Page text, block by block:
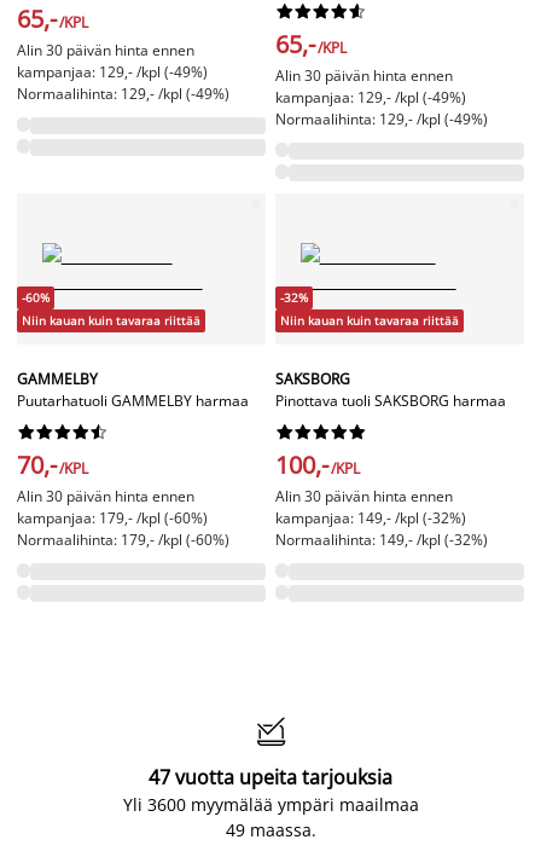
65,-/KPL
Alin 30 päivän hinta ennen
kampanjaa: 129,- /kpl (-49%)
Normaalihinta: 129,- /kpl (-49%)






65,-/KPL
Alin 30 päivän hinta ennen
kampanjaa: 129,- /kpl (-49%)
Normaalihinta: 129,- /kpl (-49%)
-60%
Niin kauan kuin tavaraa riittää
GAMMELBY
Puutarhatuoli GAMMELBY harmaa






70,-/KPL
Alin 30 päivän hinta ennen
kampanjaa: 179,- /kpl (-60%)
Normaalihinta: 179,- /kpl (-60%)
-32%
Niin kauan kuin tavaraa riittää
SAKSBORG
Pinottava tuoli SAKSBORG harmaa






100,-/KPL
Alin 30 päivän hinta ennen
kampanjaa: 149,- /kpl (-32%)
Normaalihinta: 149,- /kpl (-32%)

47 vuotta upeita tarjouksia
Yli 3600 myymälää ympäri maailmaa
49 maassa.